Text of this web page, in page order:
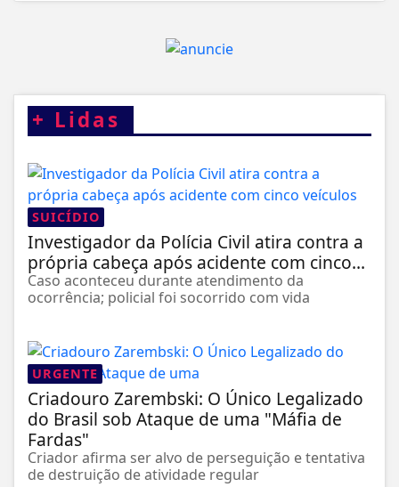
+ Lidas
SUICÍDIO
Investigador da Polícia Civil atira contra a
própria cabeça após acidente com cinco...
Caso aconteceu durante atendimento da
ocorrência; policial foi socorrido com vida
URGENTE
Criadouro Zarembski: O Único Legalizado
do Brasil sob Ataque de uma "Máfia de
Fardas"
Criador afirma ser alvo de perseguição e tentativa
de destruição de atividade regular